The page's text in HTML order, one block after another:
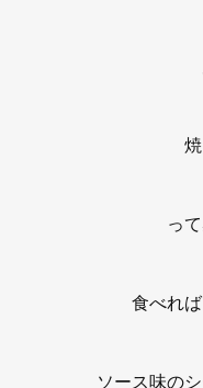
っ
食べれ
ソース味の